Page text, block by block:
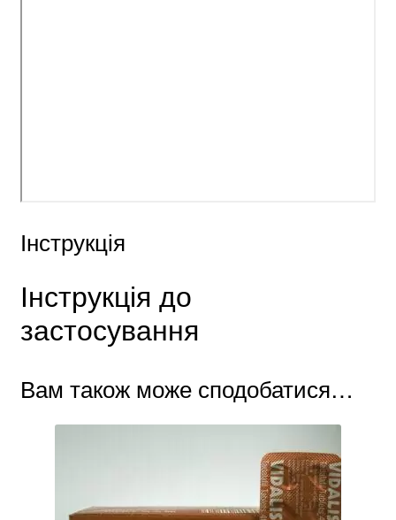
Інструкція
Інструкція до
застосування
Вам також може сподобатися…